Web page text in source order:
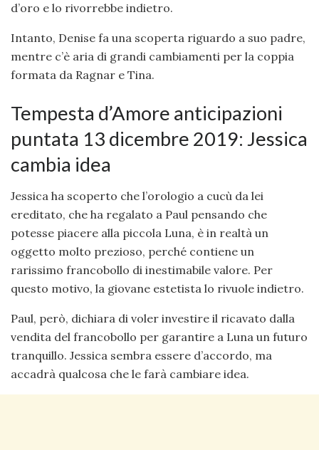
d’oro e lo rivorrebbe indietro.
Intanto, Denise fa una scoperta riguardo a suo padre,
mentre c’è aria di grandi cambiamenti per la coppia
formata da Ragnar e Tina.
Tempesta d’Amore anticipazioni
puntata 13 dicembre 2019: Jessica
cambia idea
Jessica ha scoperto che l’orologio a cucù da lei
ereditato, che ha regalato a Paul pensando che
potesse piacere alla piccola Luna, è in realtà un
oggetto molto prezioso, perché contiene un
rarissimo francobollo di inestimabile valore. Per
questo motivo, la giovane estetista lo rivuole indietro.
Paul, però, dichiara di voler investire il ricavato dalla
vendita del francobollo per garantire a Luna un futuro
tranquillo. Jessica sembra essere d’accordo, ma
accadrà qualcosa che le farà cambiare idea.